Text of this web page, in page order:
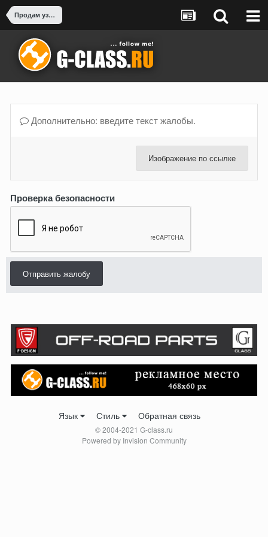
Продам узлы и запчасти от G-Class
Дополнительно: введите текст жалобы.
Изображение по ссылке
Проверка безопасности
Отправить жалобу
Язык Стиль Обратная связь
© 2004-2021 G-class.ru
Powered by Invision Community